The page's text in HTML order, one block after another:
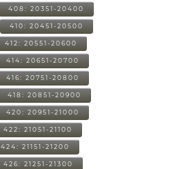
408: 20351-20400
410: 20451-20500
412: 20551-20600
414: 20651-20700
416: 20751-20800
418: 20851-20900
420: 20951-21000
422: 21051-21100
424: 21151-21200
426: 21251-21300